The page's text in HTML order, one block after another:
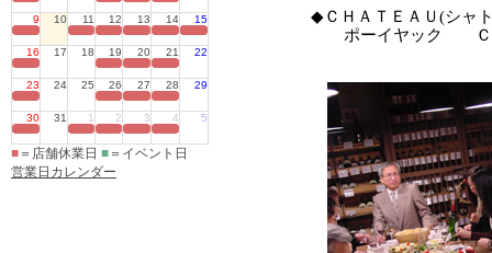
9 10 11 12 13 14 15
16 17 18 19 20 21 22
23 24 25 26 27 28 29
30 31 1 2 3 4 5
■ ＝店舗休業日 ■ ＝イベント日
営業日カレンダー